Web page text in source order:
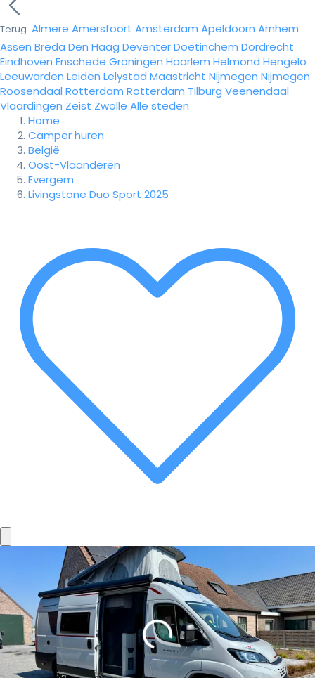
Terug Almere Amersfoort Amsterdam Apeldoorn Arnhem
Assen Breda Den Haag DeventerDoetinchem Dordrecht
Eindhoven Enschede Groningen Haarlem Helmond Hengelo
Leeuwarden Leiden Lelystad Maastricht Nijmegen Nijmegen
Roosendaal Rotterdam Rotterdam Tilburg Veenendaal
Vlaardingen Zeist Zwolle Alle steden
Home
Camper huren
België
Oost-Vlaanderen
Evergem
Livingstone Duo Sport 2025